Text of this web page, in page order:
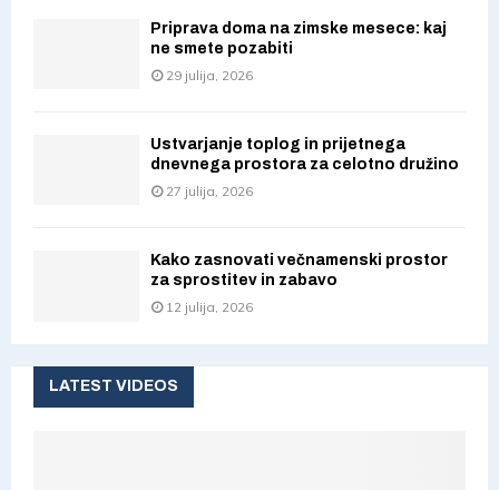
Priprava doma na zimske mesece: kaj
ne smete pozabiti
29 julija, 2026
Ustvarjanje toplog in prijetnega
dnevnega prostora za celotno družino
27 julija, 2026
Kako zasnovati večnamenski prostor
za sprostitev in zabavo
12 julija, 2026
LATEST VIDEOS